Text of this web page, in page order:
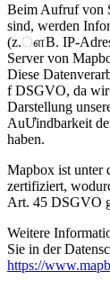
Beim Aufruf von
sind, werden
(z.ௗB. IP-
Server von
Diese
f DSGVO, da wir
Darstellung
AuƯindbarkeit
haben.
Mapbox ist unter
zertifiziert,
Art. 45 DSGVO
Weitere
Sie in der
https://